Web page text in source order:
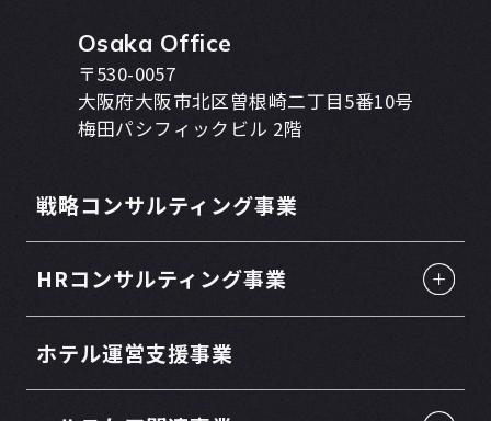
Osaka Office
〒530-0057
大阪府大阪市北区曽根崎二丁目5番10号
梅田パシフィックビル 2階
戦略コンサルティング事業
HRコンサルティング事業
ホテル運営支援事業